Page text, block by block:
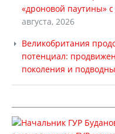
«дроновой паутины»
августа, 2026
Великобритания
потенциал:
поколения и